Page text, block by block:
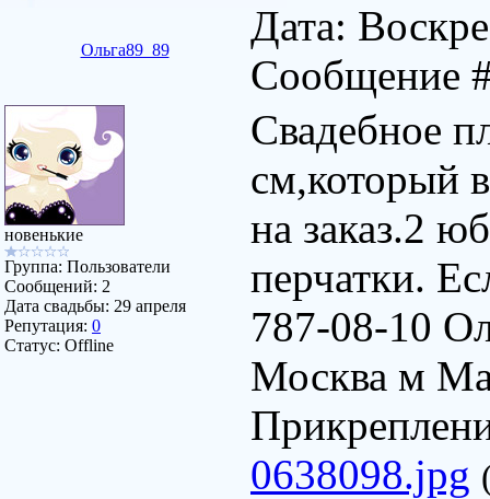
Ольга89_89
Дата:
Сообщение
новенькие
Группа: Пользователи
Сообщений: 2
Дата свадьбы: 29 апреля
Репутация: 0
Статус: Offline
Свадебное
см,который
на заказ.2
перчатки.
787-08-10
Москва м
0638098.jpg